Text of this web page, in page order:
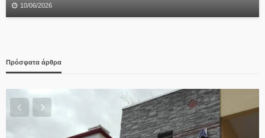
10/06/2026
Πρόσφατα άρθρα